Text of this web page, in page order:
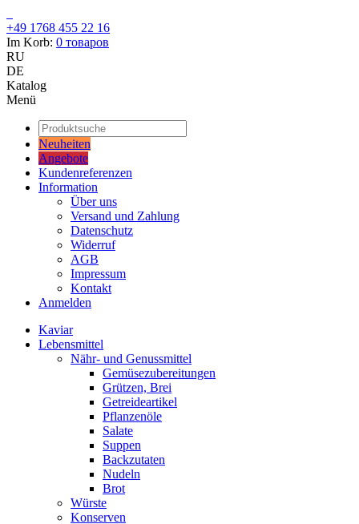
+49 1768 455 22 16
Im Korb: 0 товаров
RU
DE
Katalog
Menü
Neuheiten
Angebote
Kundenreferenzen
Information
Über uns
Versand und Zahlung
Datenschutz
Widerruf
AGB
Impressum
Kontakt
Anmelden
Kaviar
Lebensmittel
Nähr- und Genussmittel
Gemüsezubereitungen
Grützen, Brei
Getreideartikel
Pflanzenöle
Salate
Suppen
Backzutaten
Nudeln
Brot
Würste
Konserven